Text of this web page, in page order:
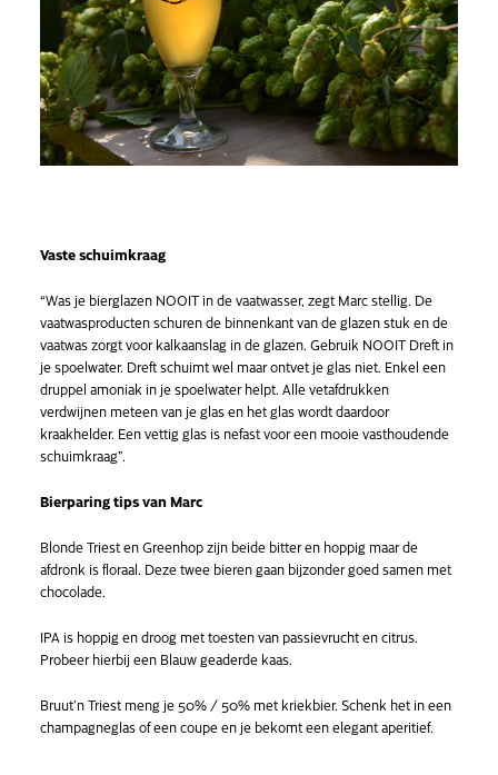
Vaste schuimkraag
“Was je bierglazen NOOIT in de vaatwasser, zegt Marc stellig. De
vaatwasproducten schuren de binnenkant van de glazen stuk en de
vaatwas zorgt voor kalkaanslag in de glazen. Gebruik NOOIT Dreft in
je spoelwater. Dreft schuimt wel maar ontvet je glas niet. Enkel een
druppel amoniak in je spoelwater helpt. Alle vetafdrukken
verdwijnen meteen van je glas en het glas wordt daardoor
kraakhelder. Een vettig glas is nefast voor een mooie vasthoudende
schuimkraag”.
Bierparing tips van Marc
Blonde Triest en Greenhop zijn beide bitter en hoppig maar de
afdronk is floraal. Deze twee bieren gaan bijzonder goed samen met
chocolade.
IPA is hoppig en droog met toesten van passievrucht en citrus.
Probeer hierbij een Blauw geaderde kaas.
Bruut’n Triest meng je 50% / 50% met kriekbier. Schenk het in een
champagneglas of een coupe en je bekomt een elegant aperitief.